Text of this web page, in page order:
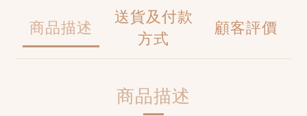
商品描述
送貨及付款
方式
顧客評價
商品描述